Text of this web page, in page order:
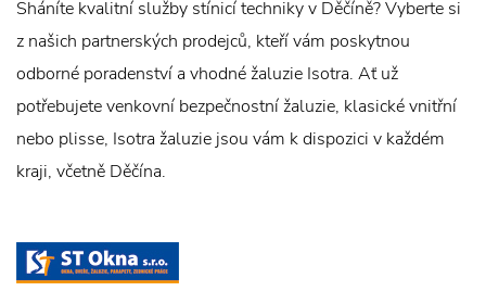
Sháníte kvalitní služby stínicí techniky v Děčíně? Vyberte si
z našich partnerských prodejců, kteří vám poskytnou
odborné poradenství a vhodné žaluzie Isotra. Ať už
potřebujete venkovní bezpečnostní žaluzie, klasické vnitřní
nebo plisse, Isotra žaluzie jsou vám k dispozici v každém
kraji, včetně Děčína.